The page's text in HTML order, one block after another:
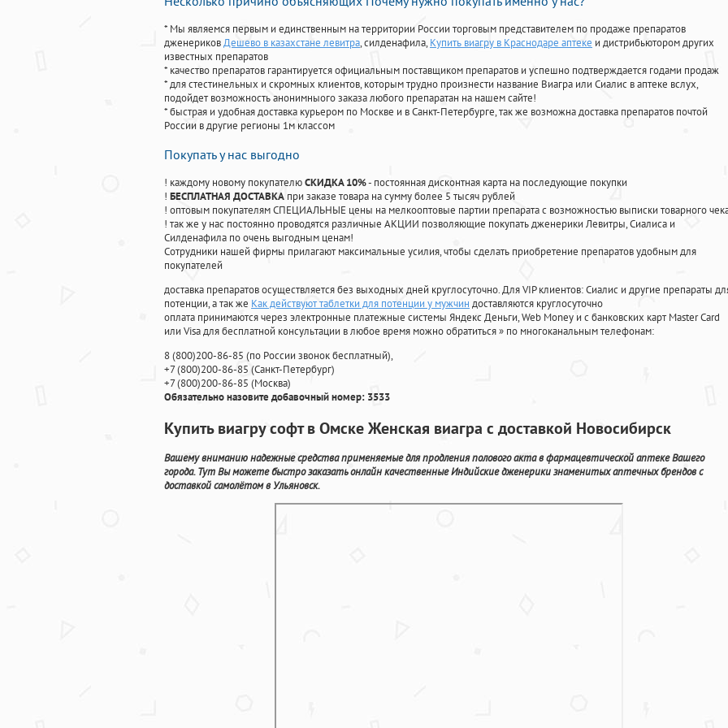
* Мы являемся первым и единственным на территории России торговым представителем по продаже препаратов
дженериковДешево в казахстане левитра, силденафила, Купить виагру в Краснодаре аптеке и дистрибьютором других
известных препаратов
* качество препаратов гарантируется официальным поставщиком препаратов и успешно подтверждается годами продаж
* для стестинельных и скромных клиентов, которым трудно произнести название Виагра или Сиалис в аптеке вслух,
подойдет возможность анонимныого заказа любого препаратан на нашем сайте!
* быстрая и удобная доставка курьером по Москве и в Санкт-Петербурге, так же возможна доставка препаратов почтой
России в другие регионы 1м классом
Покупать у нас выгодно
! каждому новому покупателюСКИДКА 10%- постоянная дисконтная карта на последующие покупки
! БЕСПЛАТНАЯ ДОСТАВКА при заказе товара на сумму более 5 тысяч рублей
! оптовым покупателям СПЕЦИАЛЬНЫЕ цены на мелкооптовые партии препарата с возможностью выписки товарного
! так же у нас постоянно проводятся различные АКЦИИ позволяющие покупать дженерики Левитры, Сиалиса и
Силденафила по очень выгодным ценам!
Cотрудники нашей фирмы прилагают максимальные усилия, чтобы сделать приобретение препаратов удобным для
покупателей
доставка препаратов осуществляется без выходных дней круглосуточно. Для VIP клиентов: Сиалис и другие препараты
потенции, а так же Как действуют таблетки для потенции у мужчин доставляются круглосуточно
оплата принимаются через электронные платежные системы Яндекс Деньги, Web Money и с банковских карт Master Card
или Visa для бесплатной консультации в любое время можно обратиться» по многоканальным телефонам:
8(800)200-86-85 (по России звонок бесплатный),
+7(800)200-86-85 (Санкт-Петербург)
+7(800)200-86-85 (Москва)
Обязательно назовите добавочный номер: 3533
Купить виагру софт в Омске Женская виагра с доставкой Новосибирск
Вашему вниманию надежные средства применяемые для продления полового акта в фармацевтической аптеке Вашего
города. Тут Вы можете быстро заказать онлайн качественные Индийские дженерики знаменитых аптечных брендов с
доставкой самолётом в Ульяновск.